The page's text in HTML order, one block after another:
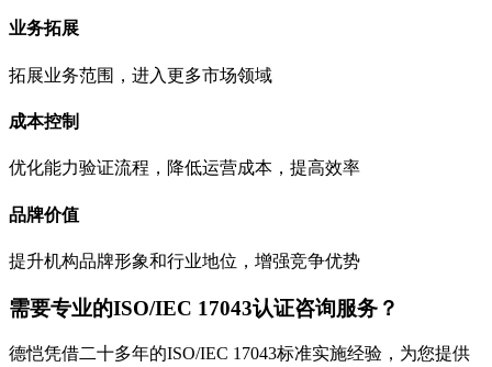
业务拓展
拓展业务范围，进入更多市场领域
成本控制
优化能力验证流程，降低运营成本，提高效率
品牌价值
提升机构品牌形象和行业地位，增强竞争优势
需要专业的ISO/IEC 17043认证咨询服务？
德恺凭借二十多年的ISO/IEC 17043标准实施经验，为您提供